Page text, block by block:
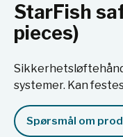
StarFish
pieces)
systemer. Kan
Spørsmål om